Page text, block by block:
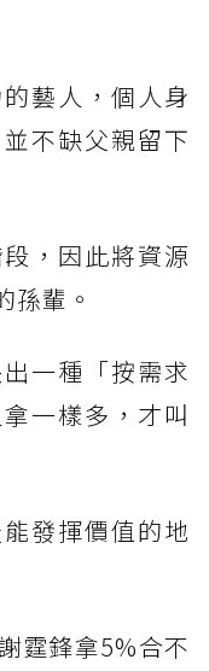
藝人，個人身
不缺父親留下
，因此將資源
孫輩。
一種「按需求
一樣多，才叫
發揮價值的地
霆鋒拿5%合不